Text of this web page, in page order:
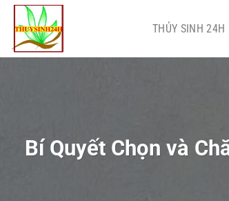
Chuyển
đến
dung
THỦY SINH 24H
Bí Quyết Chọn và